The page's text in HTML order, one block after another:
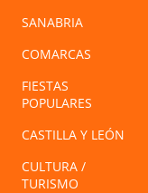
SANABRIA
COMARCAS
FIESTAS
POPULARES
CASTILLA Y LEÓN
CULTURA /
TURISMO